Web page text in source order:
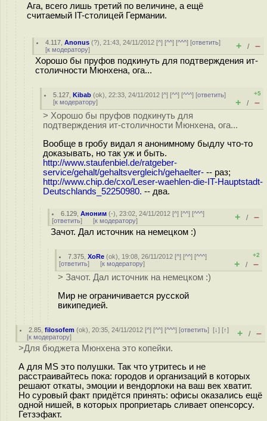
Ага, всего лишь третий по величине, а ещё
считаемый IT-столицей Германии.
4.117 ,Anonus (?), 21:43, 24/11/2012 [^] [^^] [^^^] [ответить]
[к модератору] + / –
Хорошо бы пруфов подкинуть для подтверждения ит-
столичности Мюнхена, ога...
5.127 ,Kibab (ok), 22:33, 24/11/2012 [^] [^^] [^^^] [ответить]
[к модератору]
+5
+ / –
> Хорошо бы пруфов подкинуть для
подтверждения ит-столичности Мюнхена, ога...
Вообще в гробу видал я анонимному быдлу что-то
доказывать, но так уж и быть.
http://www.staufenbiel.de/ratgeber-
service/gehalt/gehaltsvergleich/gehaelter- -- раз;
http://www.chip.de/cxo/Leser-waehlen-die-IT-Hauptstadt-
Deutschlands_52250980. -- два.
6.129 ,Аноним (-), 23:02, 24/11/2012 [^] [^^] [^^^]
[ответить] [к модератору] + / –
Зачот. Дал источник на немецком :)
7.375 ,XoRe (ok), 19:08, 26/11/2012 [^] [^^] [^^^]
[ответить] [к модератору]
+2
+ / –
> Зачот. Дал источник на немецком :)
Мир не ограничивается русской
википедией.
2.85 ,filosofem (ok), 20:35, 24/11/2012 [^] [^^] [^^^] [ответить][↓] [↑]
[к модератору] + / –
>Для бюджета Мюнхена это копейки.
А для MS это полушки. Так что утритесь и не
расстраивайтесь пока: городов и организаций в которых
решают откаты, эмоции и вендорлоки на ваш век хватит.
Но суровый факт придётся принять: офисы оказались ещё
одной нишей, в которых проприетарь сливает опенсорсу.
Гетзэфакт.